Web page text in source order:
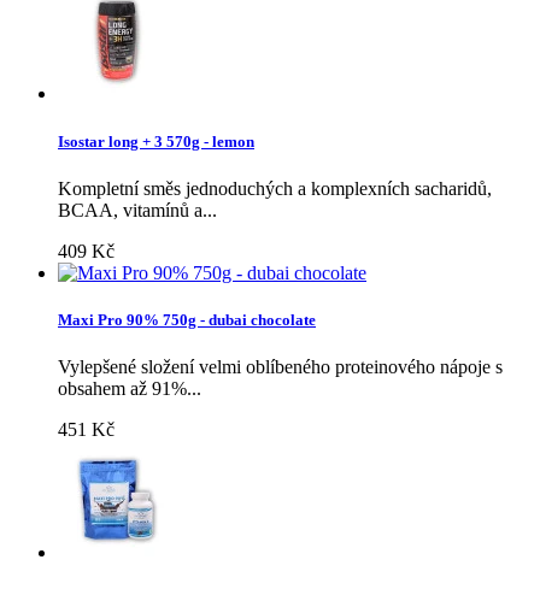
Isostar long + 3 570g - lemon
Kompletní směs jednoduchých a komplexních sacharidů,
BCAA, vitamínů a...
409 Kč
Maxi Pro 90% 750g - dubai chocolate
Vylepšené složení velmi oblíbeného proteinového nápoje s
obsahem až 91%...
451 Kč